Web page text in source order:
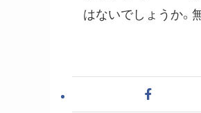
はないでしょうか。